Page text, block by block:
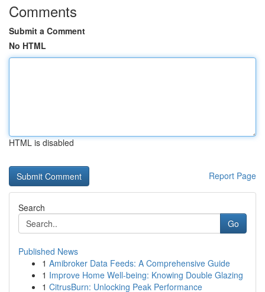
Comments
Submit a Comment
No HTML
HTML is disabled
Report Page
Search
Go
Published News
1 Amibroker Data Feeds: A Comprehensive Guide
1 Improve Home Well-being: Knowing Double Glazing
1 CitrusBurn: Unlocking Peak Performance